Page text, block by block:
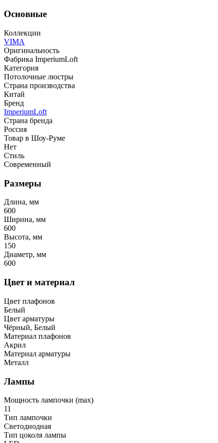
Основные
Коллекции
VIMA
Оригинальность
Фабрика ImperiumLoft
Категория
Потолочные люстры
Страна производства
Китай
Бренд
ImperiumLoft
Страна бренда
Россия
Товар в Шоу-Руме
Нет
Стиль
Современный
Размеры
Длина, мм
600
Ширина, мм
600
Высота, мм
150
Диаметр, мм
600
Цвет и материал
Цвет плафонов
Белый
Цвет арматуры
Чёрный, Белый
Материал плафонов
Акрил
Материал арматуры
Металл
Лампы
Мощность лампочки (max)
11
Тип лампочки
Светодиодная
Тип цоколя лампы